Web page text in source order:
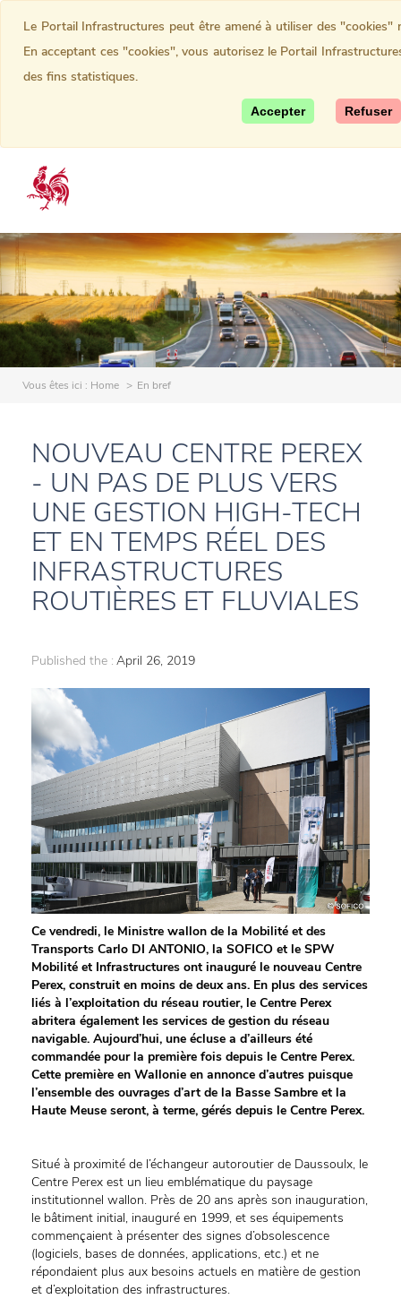
Vous êtes ici : Home En bref
NOUVEAU CENTRE PEREX
- UN PAS DE PLUS VERS
UNE GESTION HIGH-TECH
ET EN TEMPS RÉEL DES
INFRASTRUCTURES
ROUTIÈRES ET FLUVIALES
Published the : April 26, 2019
Ce vendredi, le Ministre wallon de la Mobilité et des
Transports Carlo DI ANTONIO, la SOFICO et le SPW
Mobilité et Infrastructures ont inauguré le nouveau Centre
Perex, construit en moins de deux ans. En plus des services
liés à l’exploitation du réseau routier, le Centre Perex
abritera également les services de gestion du réseau
navigable. Aujourd’hui, une écluse a d’ailleurs été
commandée pour la première fois depuis le Centre Perex.
Cette première en Wallonie en annonce d’autres puisque
l’ensemble des ouvrages d’art de la Basse Sambre et la
Haute Meuse seront, à terme, gérés depuis le Centre Perex.
Situé à proximité de l’échangeur autoroutier de Daussoulx, le
Centre Perex est un lieu emblématique du paysage
institutionnel wallon. Près de 20 ans après son inauguration,
le bâtiment initial, inauguré en 1999, et ses équipements
commençaient à présenter des signes d’obsolescence
(logiciels, bases de données, applications, etc.) et ne
répondaient plus aux besoins actuels en matière de gestion
et d’exploitation des infrastructures.
Le Portail Infrastructures peut être amené à utiliser des "cookies"
En acceptant ces "cookies", vous autorisez le Portail
des fins statistiques.
Accepter Refuser